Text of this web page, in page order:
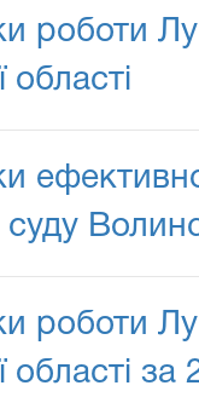
роботи
області
роботи
за